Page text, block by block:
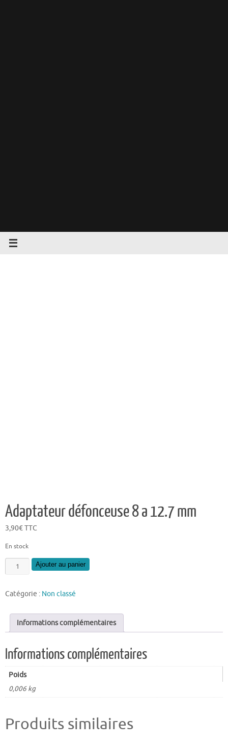
Adaptateur défonceuse 8 a 12.7 mm
3,90€TTC
En stock
quantité
de
défonceuse
12.7
Ajouter au panier
Catégorie : Non classé
Informations complémentaires
Informations complémentaires
Poids
0,006 kg
Produits similaires